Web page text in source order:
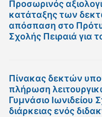
Προσωρινός
κατάταξης των
απόσπαση στο
Σχολής Πειραιά για
Πίνακας δεκτών
πλήρωση
Γυμνάσιο
διάρκειας ενός